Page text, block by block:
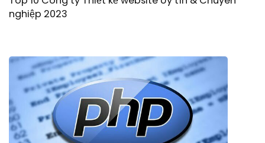
nghiệp 2023